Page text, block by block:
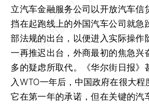
立汽车金融服务公司以开放汽车信
挡在起跑线上的外国汽车公司就急
部法规的出台，以便进入实际操作
一再推迟出台，外商最初的焦急兴
多的疑虑所取代。《华尔街日报》
入WTO一年后，中国政府在很大程
它在第一年的承诺，但在关键的汽